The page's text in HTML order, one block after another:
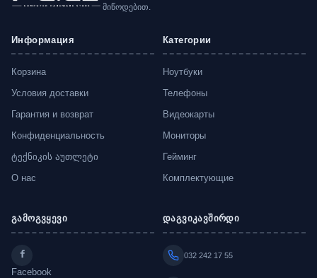
მიწოდებით.
Информация
Корзина
Условия доставки
Гарантия и возврат
Конфиденциальность
ტექნიკის აუთლეტი
О нас
Категории
Ноутбуки
Телефоны
Видеокарты
Мониторы
Гейминг
Комплектующие
გამოგვყევი
Facebook
დაგვიკავშირდი
032 242 17 55